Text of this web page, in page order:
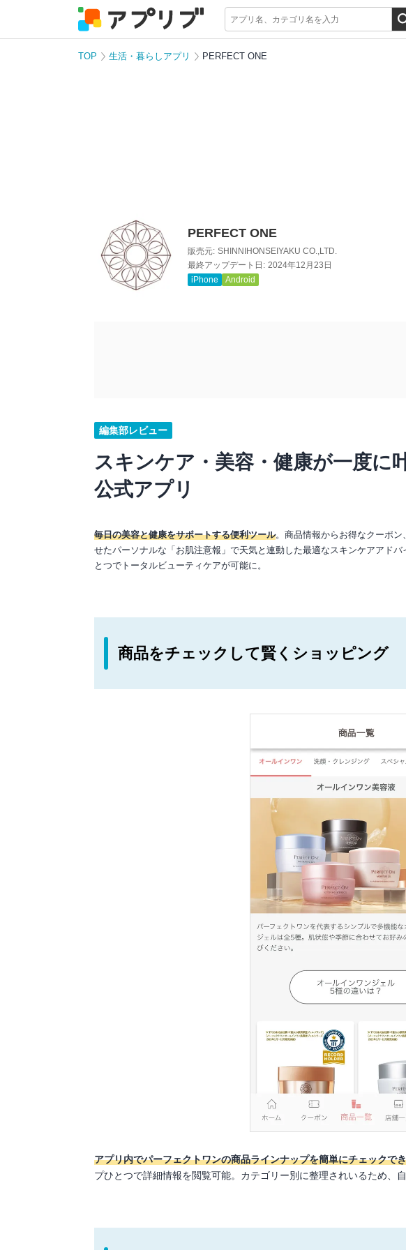
TOP 生活・暮らしアプリ PERFECT ONE
PERFECT ONE
販売元: SHINNIHONSEIYAKU CO.,LTD.
最終アップデート日: 2024年12月23日
iPhone
Android
編集部レビュー
スキンケア・美容・健康が一度
公式アプリ
毎日の美容と健康をサポートする便利ツール。商品情報からお得なクーポ
せたパーソナルな「お肌注意報」で天気と連動した最適なスキンケアアド
とつでトータルビューティケアが可能に。
商品をチェックして賢くショッピング
アプリ内でパーフェクトワンの商品ラインナップを簡単にチェックで
プひとつで詳細情報を閲覧可能。カテゴリー別に整理されいるため、